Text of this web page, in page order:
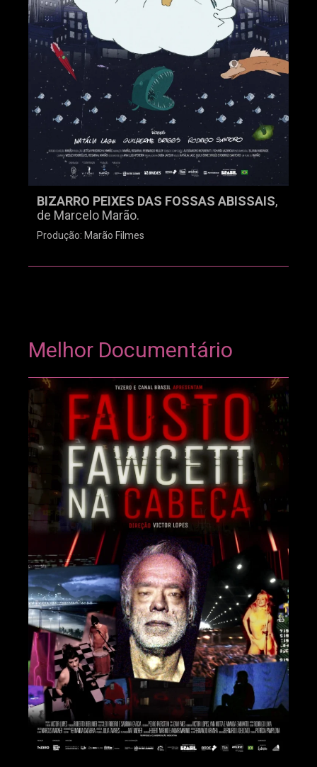
BIZARRO PEIXES DAS FOSSAS ABISSAIS,
de Marcelo Marão.
Produção: Marão Filmes
Melhor Documentário